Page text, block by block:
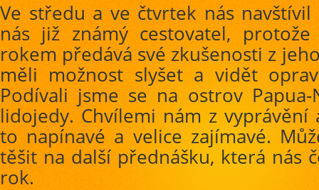
Ve středu a ve čtvrtek nás navštívil
nás již známý cestovatel,
rokem předává své zkušenosti z
měli možnost slyšet a vidět
Podívali jsme se na ostrov Papua-
lidojedy. Chvílemi nám z vyprávění
to napínavé a velice zajímavé.
těšit na další přednášku, která nás
rok.